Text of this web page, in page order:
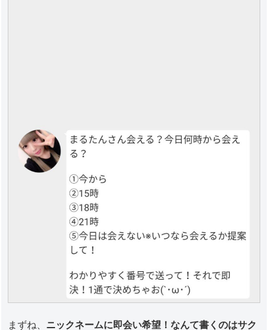
まずね、 ニックネームに即会い希望！なんて書くのはサク